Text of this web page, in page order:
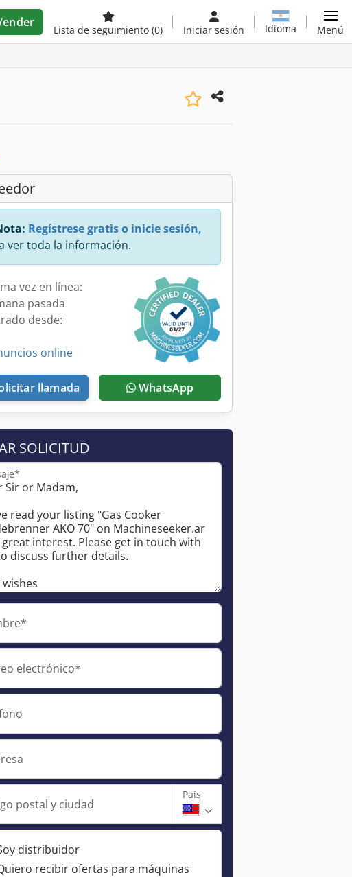
Lista de seguimiento (0) Iniciar sesión Idioma Menú
Regístrese gratis o inicie sesión,
ver toda la información.
vez en línea:
pasada
desde:
online
llamada WhatsApp
SOLICITUD
electrónico*
postal y ciudad
País
distribuidor
recibir ofertas para máquinas